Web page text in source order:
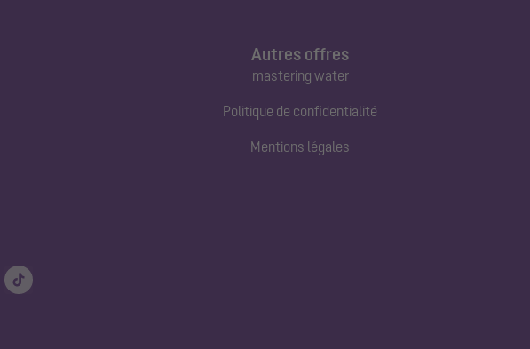
Autres offres
mastering water
Politique de confidentialité
Mentions légales